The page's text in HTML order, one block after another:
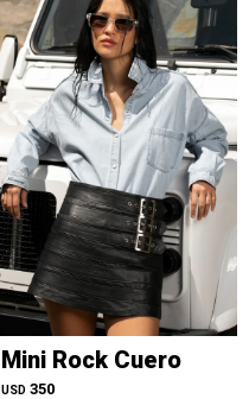
Mini Rock Cuero
USD 350